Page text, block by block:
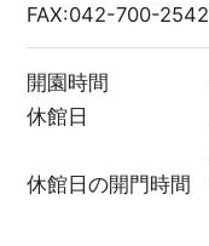
FAX:042-700-2542
開園時間
休館日
休館日の開門時間